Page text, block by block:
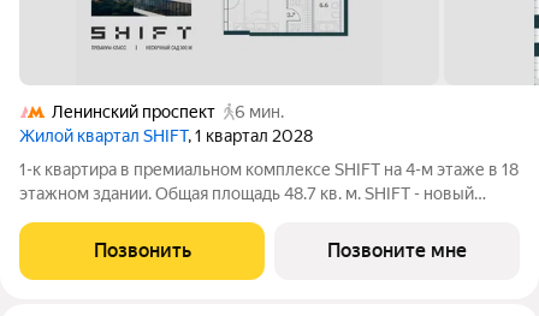
Ленинский проспект
6 мин.
Жилой квартал SHIFT, 1 квартал 2028
1-к квартира в премиальном комплексе SHIFT на 4-м этаже в 18
этажном здании. Общая площадь 48.7 кв. м. SHIFT - новый
районе, в 300 м от Нескучного сада. Главная особенность
проекта - 5 башен, в
Позвонить Позвоните мне